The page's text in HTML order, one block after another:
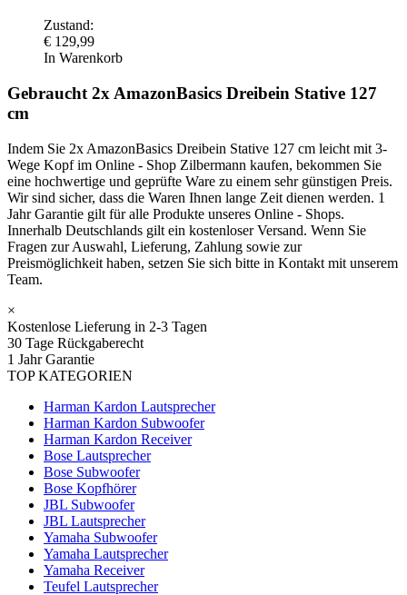
Zustand:
€ 129,99
In Warenkorb
Gebraucht 2x AmazonBasics Dreibein Stative 127
cm
Indem Sie 2x AmazonBasics Dreibein Stative 127 cm leicht mit 3-
Wege Kopf im Online - Shop Zilbermann kaufen, bekommen Sie
eine hochwertige und geprüfte Ware zu einem sehr günstigen Preis.
Wir sind sicher, dass die Waren Ihnen lange Zeit dienen werden. 1
Jahr Garantie gilt für alle Produkte unseres Online - Shops.
Innerhalb Deutschlands gilt ein kostenloser Versand. Wenn Sie
Fragen zur Auswahl, Lieferung, Zahlung sowie zur
Preismöglichkeit haben, setzen Sie sich bitte in Kontakt mit unserem
Team.
×
Kostenlose Lieferung in 2-3 Tagen
30 Tage Rückgaberecht
1 Jahr Garantie
TOP KATEGORIEN
Harman Kardon Lautsprecher
Harman Kardon Subwoofer
Harman Kardon Receiver
Bose Lautsprecher
Bose Subwoofer
Bose Kopfhörer
JBL Subwoofer
JBL Lautsprecher
Yamaha Subwoofer
Yamaha Lautsprecher
Yamaha Receiver
Teufel Lautsprecher